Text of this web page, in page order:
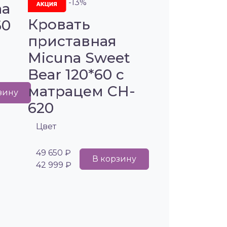
-13%
Кровать
приставная
Micuna Sweet
Bear 120*60 с
матрацем CH-
620
Цвет
49 650 ₽
42 999 ₽
В корзину